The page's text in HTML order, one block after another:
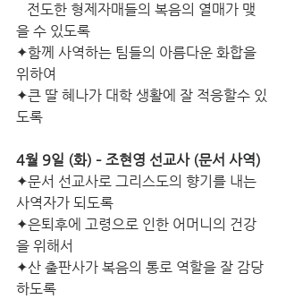
전도한 형제자매들의 복음의 열매가 맺
을 수 있도록
✦함께 사역하는 팀들의 아름다운 화합을
위하여
✦큰 딸 혜나가 대학 생활에 잘 적응할수 있
도록
4월 9일 (화) – 조현영 선교사 (문서 사역)
✦문서 선교사로 그리스도의 향기를 내는
사역자가 되도록
✦은퇴후에 고령으로 인한 어머니의 건강
을 위해서
✦산 출판사가 복음의 통로 역할을 잘 감당
하도록